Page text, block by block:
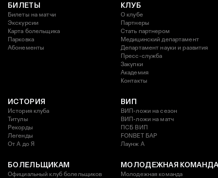
БИЛЕТЫ
Билеты на матчи
Экскурсии
Карта болельщика
Парковка
Абонементы
КЛУБ
О клубе
Партнеры
Стать партнером
Медицинский департамент
Департамент науки и развития
Пресс-служба
Закупки
Академия
Контакты
ИСТОРИЯ
История клуба
Титулы
Рекорды
Легенды
От А до Я
ВИП
ВИП-ложи на сезон
ВИП-ложи на матч
ПСБ ВИП
FONBET БАР
Лаунж A
БОЛЕЛЬЩИКАМ
Официальный клуб болельщиков
МОЛОДЕЖНАЯ
Молодежная команда